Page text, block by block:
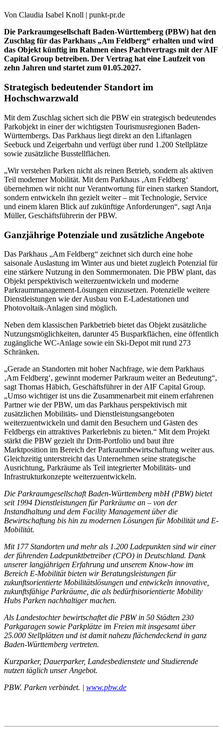
Von Claudia Isabel Knoll | punkt-pr.de
Die Parkraumgesellschaft Baden-Württemberg (PBW) hat den
Zuschlag für das Parkhaus „Am Feldberg“ erhalten und wird
das Objekt künftig im Rahmen eines Pachtvertrags mit der AIF
Capital Group betreiben. Der Vertrag hat eine Laufzeit von
zehn Jahren und startet zum 01.05.2027.
Strategisch bedeutender Standort im
Hochschwarzwald
Mit dem Zuschlag sichert sich die PBW ein strategisch bedeutendes
Parkobjekt in einer der wichtigsten Tourismusregionen Baden-
Württembergs. Das Parkhaus liegt direkt an den Liftanlagen
Seebuck und Zeigerbahn und verfügt über rund 1.200 Stellplätze
sowie zusätzliche Busstellflächen.
„Wir verstehen Parken nicht als reinen Betrieb, sondern als aktiven
Teil moderner Mobilität. Mit dem Parkhaus ‚Am Feldberg‘
übernehmen wir nicht nur Verantwortung für einen starken Standort,
sondern entwickeln ihn gezielt weiter – mit Technologie, Service
und einem klaren Blick auf zukünftige Anforderungen“, sagt Anja
Müller, Geschäftsführerin der PBW.
Ganzjährige Potenziale und zusätzliche Angebote
Das Parkhaus „Am Feldberg“ zeichnet sich durch eine hohe
saisonale Auslastung im Winter aus und bietet zugleich Potenzial für
eine stärkere Nutzung in den Sommermonaten. Die PBW plant, das
Objekt perspektivisch weiterzuentwickeln und moderne
Parkraummanagement-Lösungen einzusetzen. Potenzielle weitere
Dienstleistungen wie der Ausbau von E-Ladestationen und
Photovoltaik-Anlagen sind möglich.
Neben dem klassischen Parkbetrieb bietet das Objekt zusätzliche
Nutzungsmöglichkeiten, darunter 45 Busparkflächen, eine öffentlich
zugängliche WC-Anlage sowie ein Ski-Depot mit rund 273
Schränken.
„Gerade an Standorten mit hoher Nachfrage, wie dem Parkhaus
‚Am Feldberg‘, gewinnt moderner Parkraum weiter an Bedeutung“,
sagt Thomas Häbich, Geschäftsführer in der AIF Capital Group.
„Umso wichtiger ist uns die Zusammenarbeit mit einem erfahrenen
Partner wie der PBW, um das Parkhaus perspektivisch mit
zusätzlichen Mobilitäts- und Dienstleistungsangeboten
weiterzuentwickeln und damit den Besuchern und Gästen des
Feldbergs ein attraktives Parkerlebnis zu bieten.“ Mit dem Projekt
stärkt die PBW gezielt ihr Dritt-Portfolio und baut ihre
Marktposition im Bereich der Parkraumbewirtschaftung weiter aus.
Gleichzeitig unterstreicht das Unternehmen seine strategische
Ausrichtung, Parkräume als Teil integrierter Mobilitäts- und
Infrastrukturkonzepte weiterzuentwickeln.
Die Parkraumgesellschaft Baden-Württemberg mbH (PBW) bietet
seit 1994 Dienstleistungen für Parkräume an – von der
Instandhaltung und dem Facility Management über die
Bewirtschaftung bis hin zu modernen Lösungen für Mobilität und E-
Mobilität.
Mit 177 Standorten und mehr als 1.200 Ladepunkten sind wir einer
der führenden Ladepunktbetreiber (CPO) in Deutschland. Dank
unserer langjährigen Erfahrung und unserem Know-how im
Bereich E-Mobilität bieten wir Beratungsleistungen für
zukunftsorientierte Mobilitätslösungen und entwickeln innovative,
zukunftsfähige Parkräume, die als bedürfnisorientierte Mobility
Hubs Parken nachhaltiger machen.
Als Landestochter bewirtschaftet die PBW in 50 Städten 230
Parkgaragen sowie Parkplätze im Freien mit insgesamt über
25.000 Stellplätzen und ist damit nahezu flächendeckend in ganz
Baden-Württemberg vertreten.
Kurzparker, Dauerparker, Landesbedienstete und Studierende
nutzen täglich unser Angebot.
PBW. Parken verbindet. | www.pbw.de